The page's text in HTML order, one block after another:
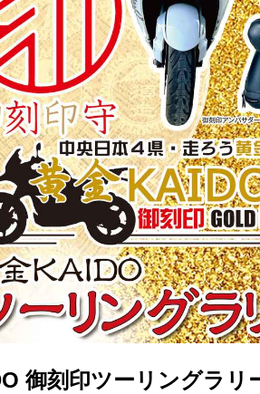
御刻印ツーリングラリ